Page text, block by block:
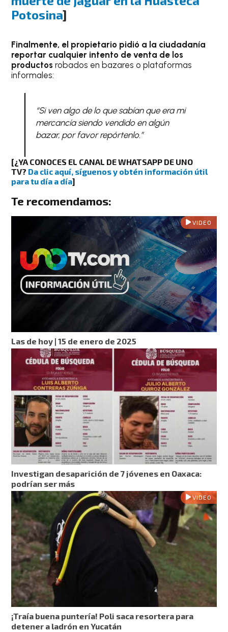
Potosina]
Finalmente, el propietario pidió a la ciudadanía
reportar cualquier intento de venta de los
productos robados en bazares o plataformas
informales:
“Si ven algo de lo que sabían que era mi
mercancía siendo vendido en algún
bazar, por favor repórtenlo.”
[¿YA CONOCES EL CANAL DE WHATSAPP DE UNO
TV? Da clic aquí, síguenos y obtén información útil
para tu día a día]
Te recomendamos:
VIDEO
Las de hoy | 15 de enero de 2025
Investigan desaparición de 7 jóvenes en Oaxaca:
podrían ser más
VIDEO
¡Traía buena puntería! Poli saca resortera para
detener a ladrón en Yucatán